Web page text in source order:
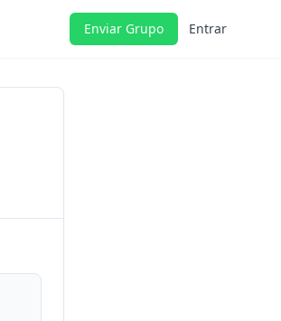
Enviar Grupo Entrar